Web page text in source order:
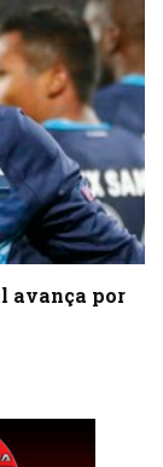
avança por